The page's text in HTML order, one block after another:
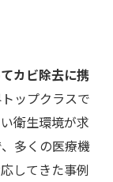
カビ除去に携
ップクラスで
衛生環境が求
多くの医療機
してきた事例